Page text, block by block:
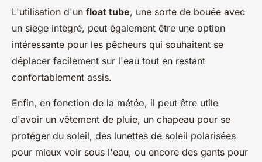
L'utilisation d'un float tube, une sorte de bouée avec
un siège intégré, peut également être une option
intéressante pour les pêcheurs qui souhaitent se
déplacer facilement sur l'eau tout en restant
confortablement assis.
Enfin, en fonction de la météo, il peut être utile
d'avoir un vêtement de pluie, un chapeau pour se
protéger du soleil, des lunettes de soleil polarisées
pour mieux voir sous l'eau, ou encore des gants pour